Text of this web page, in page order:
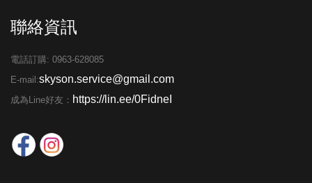
聯絡資訊
電話訂購: 0963-628085
E-mail:skyson.service@gmail.com
成為Line好友： https://lin.ee/0FidneI